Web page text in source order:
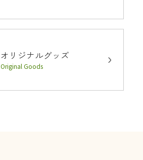
オリジナルグッズ
Original Goods